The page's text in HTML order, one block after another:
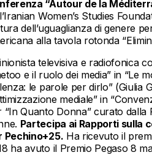
“Autour de la
Women’s Studies
dell’uguaglianza di genere
alla tavola rotonda
televisiva e radiofonica
e il ruolo dei media” in “Le
le parole per dirlo” (Giulia
mediale” in
“In Quanto Donna” curato
Partecipa ai Rapporti sulla
Pechino+25. Ha ricevuto il
ha avuto il Premio Pegaso 8